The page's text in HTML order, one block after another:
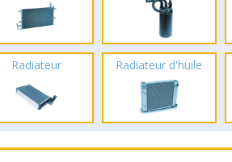
Radiateur Radiateur d'huile